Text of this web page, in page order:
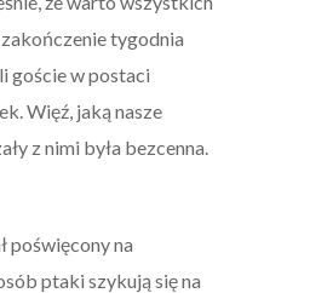
tygodnia
goście w postaci
Więź, jaką nasze
z nimi była bezcenna.
poświęcony na
ptaki szykują się na